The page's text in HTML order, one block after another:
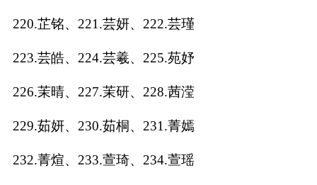
220.芷铭、221.芸妍、222.芸瑾
223.芸皓、224.芸羲、225.苑妤
226.茉晴、227.茉研、228.茜滢
229.茹妍、230.茹桐、231.菁嫣
232.菁煊、233.萱琦、234.萱瑶